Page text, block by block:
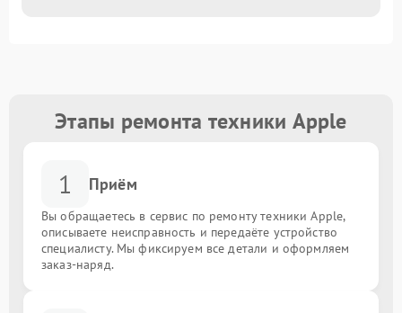
Этапы ремонта техники Apple
1 Приём
Вы обращаетесь в сервис по ремонту техники Apple,
описываете неисправность и передаёте устройство
специалисту. Мы фиксируем все детали и оформляем
заказ-наряд.